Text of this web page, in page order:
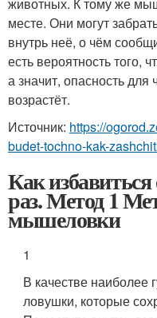
месте. Они могут
внутрь неё, о чём
есть вероятность того,
а значит, опасность для
возрастёт.
Источник: https://
budet-tochno-kak-
Как
раз. Метод 1
мышеловки
1
В качестве наиболее
ловушки, которые